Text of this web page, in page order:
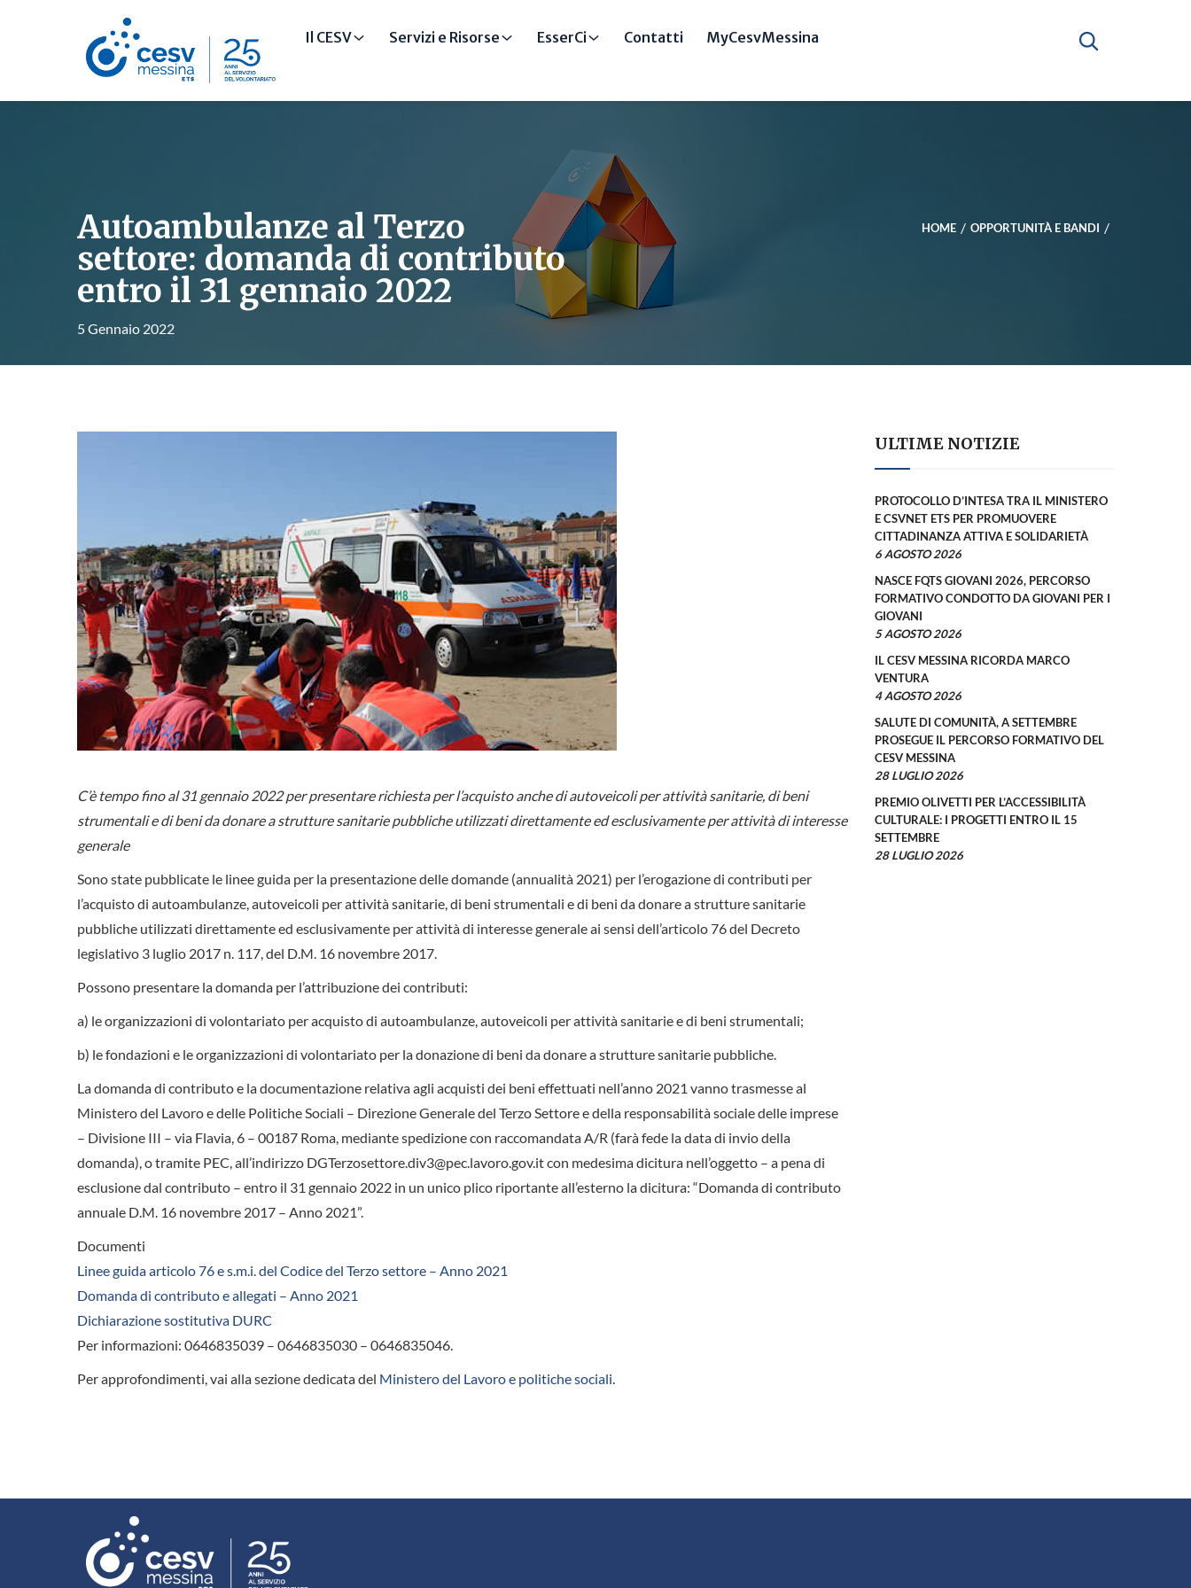
Il CESV Servizi e Risorse EsserCi Contatti MyCesvMessina
Autoambulanze al Terzo
settore: domanda di contributo
entro il 31 gennaio 2022
5 Gennaio 2022
HOME OPPORTUNITÀ E BANDI
C’è tempo fino al 31 gennaio 2022 per presentare richiesta per l’acquisto anche di autoveicoli per attività sanitarie, di beni
strumentali e di beni da donare a strutture sanitarie pubbliche utilizzati direttamente ed esclusivamente per attività di interesse
generale
Sono state pubblicate le linee guida per la presentazione delle domande (annualità 2021) per l’erogazione di contributi per
l’acquisto di autoambulanze, autoveicoli per attività sanitarie, di beni strumentali e di beni da donare a strutture sanitarie
pubbliche utilizzati direttamente ed esclusivamente per attività di interesse generale ai sensi dell’articolo 76 del Decreto
legislativo 3 luglio 2017 n. 117, del D.M. 16 novembre 2017.
Possono presentare la domanda per l’attribuzione dei contributi:
a) le organizzazioni di volontariato per acquisto di autoambulanze, autoveicoli per attività sanitarie e di beni strumentali;
b) le fondazioni e le organizzazioni di volontariato per la donazione di beni da donare a strutture sanitarie pubbliche.
La domanda di contributo e la documentazione relativa agli acquisti dei beni effettuati nell’anno 2021 vanno trasmesse al
Ministero del Lavoro e delle Politiche Sociali – Direzione Generale del Terzo Settore e della responsabilità sociale delle imprese
– Divisione III – via Flavia, 6 – 00187 Roma, mediante spedizione con raccomandata A/R (farà fede la data di invio della
domanda), o tramite PEC, all’indirizzo DGTerzosettore.div3@pec.lavoro.gov.it con medesima dicitura nell’oggetto – a pena di
esclusione dal contributo – entro il 31 gennaio 2022 in un unico plico riportante all’esterno la dicitura: “Domanda di contributo
annuale D.M. 16 novembre 2017 – Anno 2021”.
Documenti
Linee guida articolo 76 e s.m.i. del Codice del Terzo settore – Anno 2021
Domanda di contributo e allegati – Anno 2021
Dichiarazione sostitutiva DURC
Per informazioni: 0646835039 – 0646835030 – 0646835046.
Per approfondimenti, vai alla sezione dedicata del Ministero del Lavoro e politiche sociali.
ULTIME NOTIZIE
PROTOCOLLO D’INTESA TRA IL MINISTERO
E CSVNET ETS PER PROMUOVERE
CITTADINANZA ATTIVA E SOLIDARIETÀ
6 AGOSTO 2026
NASCE FQTS GIOVANI 2026, PERCORSO
FORMATIVO CONDOTTO DA GIOVANI PER I
GIOVANI
5 AGOSTO 2026
IL CESV MESSINA RICORDA MARCO
VENTURA
4 AGOSTO 2026
SALUTE DI COMUNITÀ, A SETTEMBRE
PROSEGUE IL PERCORSO FORMATIVO DEL
CESV MESSINA
28 LUGLIO 2026
PREMIO OLIVETTI PER L’ACCESSIBILITÀ
CULTURALE: I PROGETTI ENTRO IL 15
SETTEMBRE
28 LUGLIO 2026